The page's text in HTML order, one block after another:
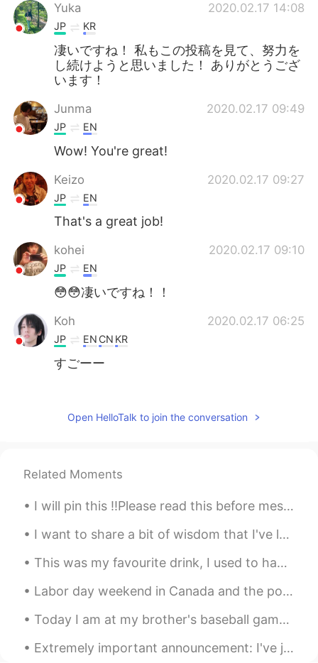
Yuka 2020.02.17 14:08
JP KR
凄いですね！ 私もこの投稿を見て、努力を
し続けようと思いました！ ありがとうござ
います！
Junma 2020.02.17 09:49
JP EN
Wow! You're great!
Keizo 2020.02.17 09:27
JP EN
That's a great job!
kohei 2020.02.17 09:10
JP EN
😳😳凄いですね！！
Koh 2020.02.17 06:25
JP EN CN KR
すごーー
Junichi じゅんいち
Open HelloTalk to join the conversation
Related Moments
I will pin this ‼️Please read this before messaging me‼️ - I‘m actually 21, not 26 - I‘m here...
I want to share a bit of wisdom that I've learned both from experience and from listening to nume...
This was my favourite drink, I used to have almost everyday while going to school. It literally t...
Labor day weekend in Canada and the popular menu item are the hangover buns (breakfast buns). Br...
Today I am at my brother's baseball games, he has a tournament this weekend! He likes to pitch, p...
Extremely important announcement: I've just discovered white-browed tit-warblers exist 🥺🥺🥺💗💗💜💕💓💖💗